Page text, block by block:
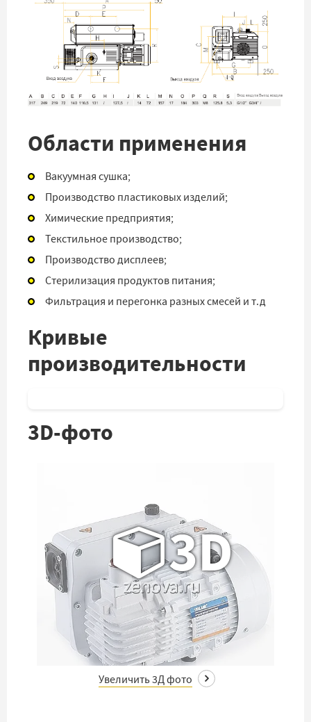
Области применения
Вакуумная сушка;
Производство пластиковых изделий;
Химические предприятия;
Текстильное производство;
Производство дисплеев;
Стерилизация продуктов питания;
Фильтрация и перегонка разных смесей и т.д
Кривые
производительности
3D-фото
3D
Увеличить 3Д фото